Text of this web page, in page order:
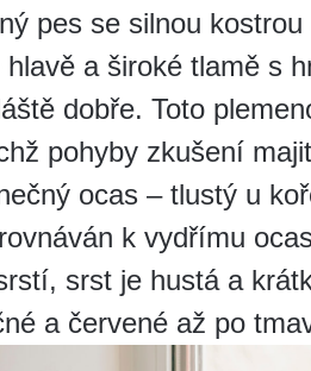
pes se silnou
a široké tlamě s
dobře. Toto
pohyby zkušení
ocas – tlustý u
k vydřímu
srst je hustá a
a červené až po